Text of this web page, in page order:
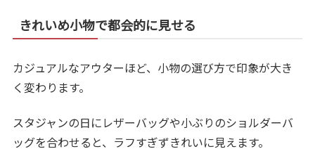
きれいめ小物で都会的に見せる
カジュアルなアウターほど、小物の選び方で印象が大き
く変わります。
スタジャンの日にレザーバッグや小ぶりのショルダーバ
ッグを合わせると、ラフすぎずきれいに見えます。